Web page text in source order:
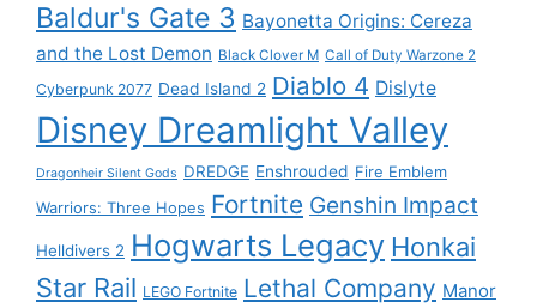
Baldur's Gate 3 Bayonetta Origins: Cereza
and the Lost Demon Black Clover M Call of Duty Warzone 2
Cyberpunk 2077 Dead Island 2 Diablo 4 Dislyte
Disney Dreamlight Valley
Dragonheir Silent Gods DREDGE Enshrouded Fire Emblem
Warriors: Three Hopes Fortnite Genshin Impact
Helldivers 2 Hogwarts Legacy Honkai
Star Rail LEGO Fortnite Lethal Company Manor